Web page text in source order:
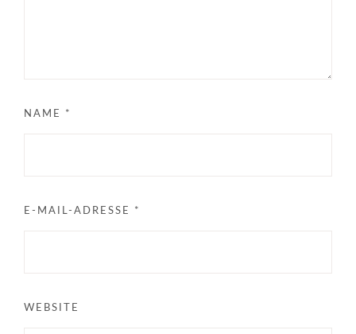
NAME *
E-MAIL-ADRESSE *
WEBSITE